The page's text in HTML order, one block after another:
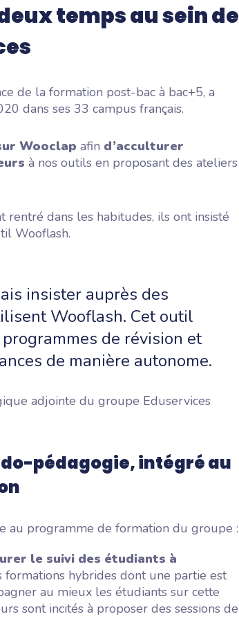
temps au sein de
de la formation post-bac à bac+5, a
dans ses 33 campus français.
Wooclap afin d’acculturer
à nos outils en proposant des ateliers
rentré dans les habitudes, ils ont insisté
Wooflash.
insister auprès des
Wooflash. Cet outil
de révision et
de manière autonome.
adjointe du groupe Eduservices
pédagogie, intégré au
au programme de formation du groupe :
le suivi des étudiants à
hybrides dont une partie est
au mieux les étudiants sur cette
sont incités à proposer des sessions de